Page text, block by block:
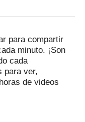
para compartir
minuto. ¡Son
cada
para ver,
de videos